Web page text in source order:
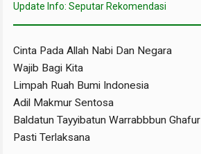
Update Info: Seputar Rekomendasi
Cinta Pada Allah Nabi Dan Negara
Wajib Bagi Kita
Limpah Ruah Bumi Indonesia
Adil Makmur Sentosa
Baldatun Tayyibatun Warrabbbun Ghafur
Pasti Terlaksana